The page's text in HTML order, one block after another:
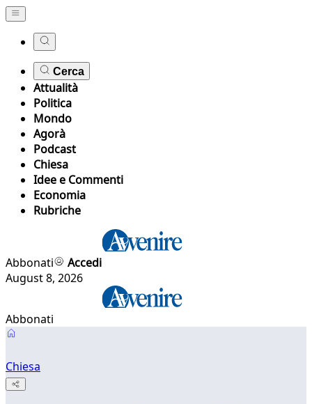
Cerca
Attualità
Politica
Mondo
Agorà
Podcast
Chiesa
Idee e Commenti
Economia
Rubriche
Abbonati
Accedi
August 8, 2026
Abbonati
Chiesa